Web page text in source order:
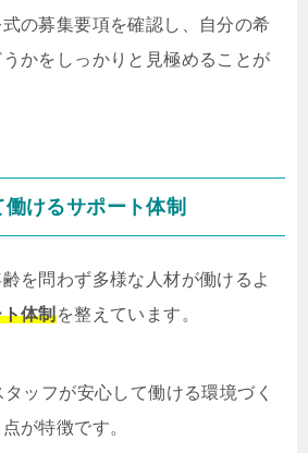
の募集要項を確認し、自分の希
かをしっかりと見極めることが
けるサポート体制
を問わず多様な人材が働けるよ
体制を整えています。
ッフが安心して働ける環境づく
が特徴です。